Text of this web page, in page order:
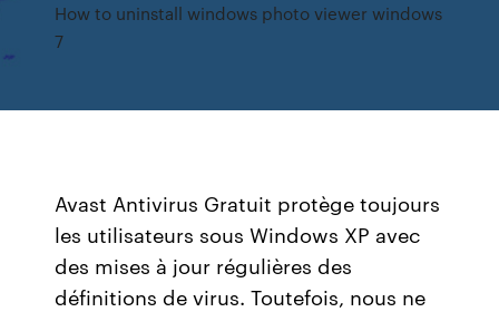
How to uninstall windows photo viewer windows
7
Avast Antivirus Gratuit protège toujours
les utilisateurs sous Windows XP avec
des mises à jour régulières des
définitions de virus. Toutefois, nous ne